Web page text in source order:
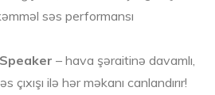
səs performansı
– hava şəraitinə davamlı,
çıxışı ilə hər məkanı canlandırır!